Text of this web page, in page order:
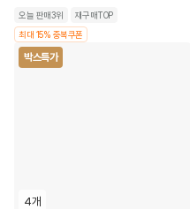
오늘 판매3위
재구매TOP
최대 15% 중복쿠폰
박스특가
4개